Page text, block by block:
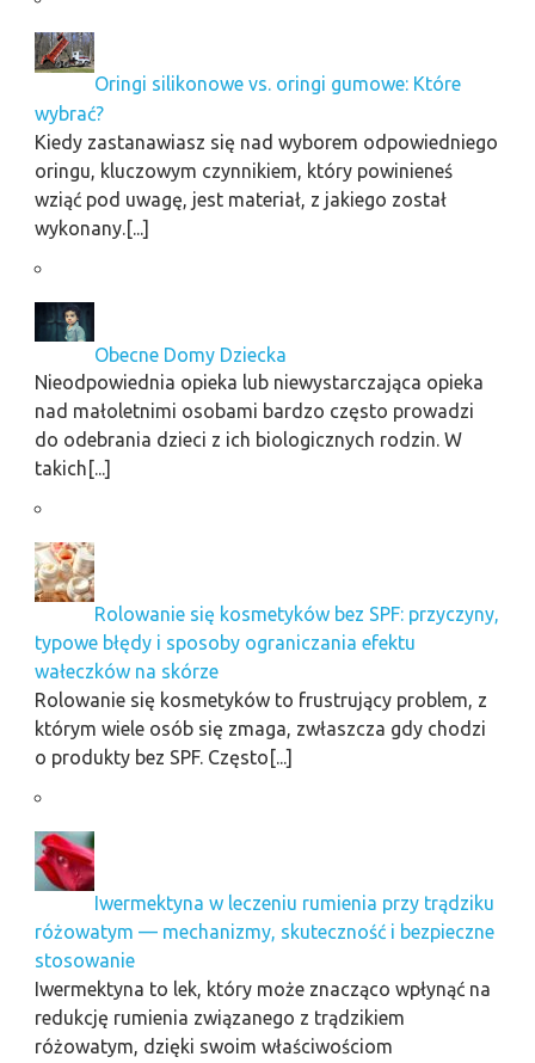
Oringi silikonowe vs. oringi gumowe: Które
wybrać?
Kiedy zastanawiasz się nad wyborem odpowiedniego
oringu, kluczowym czynnikiem, który powinieneś
wziąć pod uwagę, jest materiał, z jakiego został
wykonany.[...]
Obecne Domy Dziecka
Nieodpowiednia opieka lub niewystarczająca opieka
nad małoletnimi osobami bardzo często prowadzi
do odebrania dzieci z ich biologicznych rodzin. W
takich[...]
Rolowanie się kosmetyków bez SPF: przyczyny,
typowe błędy i sposoby ograniczania efektu
wałeczków na skórze
Rolowanie się kosmetyków to frustrujący problem, z
którym wiele osób się zmaga, zwłaszcza gdy chodzi
o produkty bez SPF. Często[...]
Iwermektyna w leczeniu rumienia przy trądziku
różowatym — mechanizmy, skuteczność i bezpieczne
stosowanie
Iwermektyna to lek, który może znacząco wpłynąć na
redukcję rumienia związanego z trądzikiem
różowatym, dzięki swoim właściwościom